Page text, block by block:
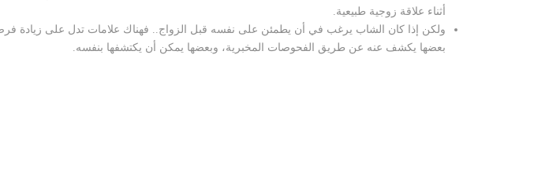
أثناء علاقة زوجية طبيعية.
ولكن إذا كان الشاب يرغب في أن يطمئن على نفسه قبل الزواج.. فهناك علامات تدل على زيادة
بعضها يكشف عنه عن طريق الفحوصات المخبرية، وبعضها يمكن أن يكتشفها بنفسه.